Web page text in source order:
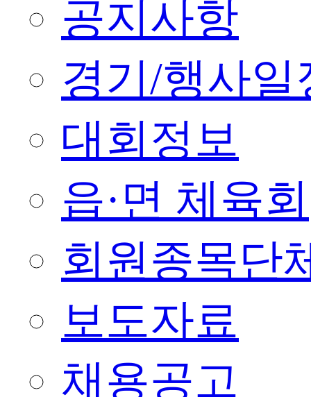
공지사항
경기/행사일
대회정보
읍·면 체육회
회원종목단
보도자료
채용공고